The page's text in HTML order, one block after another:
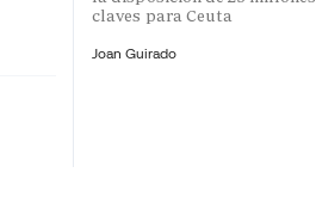
claves para Ceuta
Joan Guirado